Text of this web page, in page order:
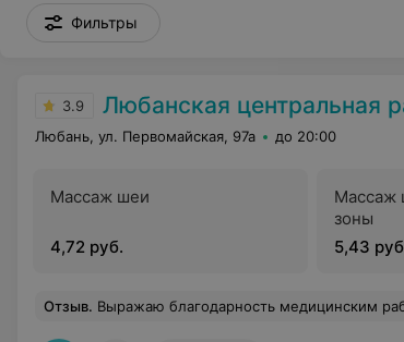
Фильтры
3.9 Любанская центральная
Любань, ул. Первомайская, 97а до 20:00
Массаж шеи
4,72 руб.
Массаж
зоны
5,43
Отзыв. Выражаю благодарность медицинским работникам скорой помощи Ревтович Жанне Эдуардовне и Лекунович Екатерине Алексеевне выезжавшим на вызов ночью 29.07.2020г. по адресу г. Любань, пер. Садовый,1А. У дочери